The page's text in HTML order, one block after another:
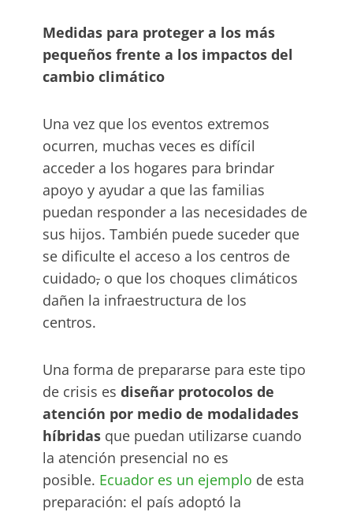
Medidas para proteger a los más
pequeños frente a los impactos del
cambio climático
Una vez que los eventos extremos
ocurren, muchas veces es difícil
acceder a los hogares para brindar
apoyo y ayudar a que las familias
puedan responder a las necesidades de
sus hijos. También puede suceder que
se dificulte el acceso a los centros de
cuidado, o que los choques climáticos
dañen la infraestructura de los
centros.
Una forma de prepararse para este tipo
de crisis es diseñar protocolos de
atención por medio de modalidades
híbridas que puedan utilizarse cuando
la atención presencial no es
posible. Ecuador es un ejemplo de esta
preparación: el país adoptó la